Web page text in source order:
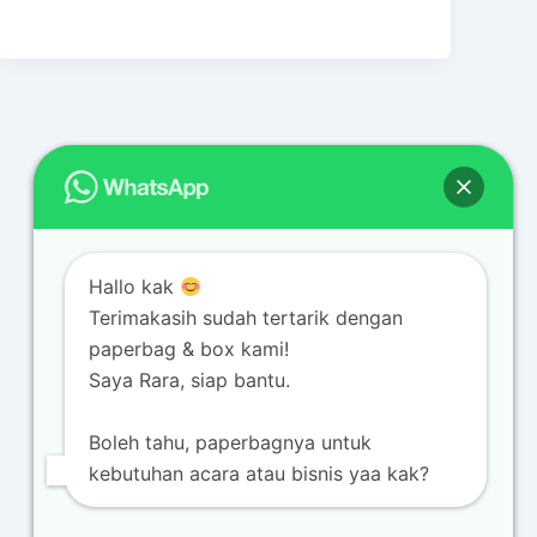
Hallo kak
Terimakasih sudah tertarik dengan
paperbag & box kami!
Saya Rara, siap bantu.
Boleh tahu, paperbagnya untuk
kebutuhan acara atau bisnis yaa kak?